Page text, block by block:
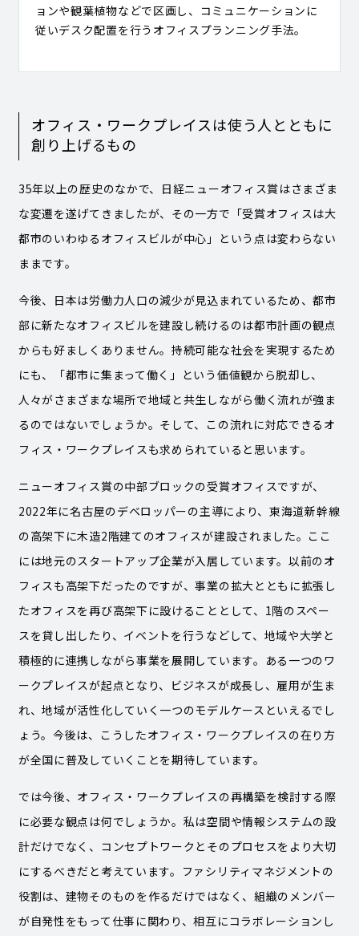
ョンや観葉植物などで区画し、コミュニケーションに
従いデスク配置を行うオフィスプランニング手法。
オフィス・ワークプレイスは使う人とともに
創り上げるもの
35年以上の歴史のなかで、日経ニューオフィス賞はさまざま
な変遷を遂げてきましたが、その一方で「受賞オフィスは大
都市のいわゆるオフィスビルが中心」という点は変わらない
ままです。
今後、日本は労働力人口の減少が見込まれているため、都市
部に新たなオフィスビルを建設し続けるのは都市計画の観点
からも好ましくありません。持続可能な社会を実現するため
にも、「都市に集まって働く」という価値観から脱却し、
人々がさまざまな場所で地域と共生しながら働く流れが強ま
るのではないでしょうか。そして、この流れに対応できるオ
フィス・ワークプレイスも求められていると思います。
ニューオフィス賞の中部ブロックの受賞オフィスですが、
2022年に名古屋のデベロッパーの主導により、東海道新幹線
の高架下に木造2階建てのオフィスが建設されました。ここ
には地元のスタートアップ企業が入居しています。以前のオ
フィスも高架下だったのですが、事業の拡大とともに拡張し
たオフィスを再び高架下に設けることとして、1階のスペー
スを貸し出したり、イベントを行うなどして、地域や大学と
積極的に連携しながら事業を展開しています。ある一つのワ
ークプレイスが起点となり、ビジネスが成長し、雇用が生ま
れ、地域が活性化していく一つのモデルケースといえるでし
ょう。今後は、こうしたオフィス・ワークプレイスの在り方
が全国に普及していくことを期待しています。
では今後、オフィス・ワークプレイスの再構築を検討する際
に必要な観点は何でしょうか。私は空間や情報システムの設
計だけでなく、コンセプトワークとそのプロセスをより大切
にするべきだと考えています。ファシリティマネジメントの
役割は、建物そのものを作るだけではなく、組織のメンバー
が自発性をもって仕事に関わり、相互にコラボレーションし